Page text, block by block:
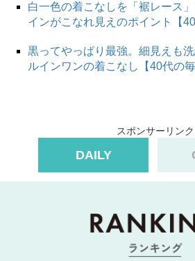
ichico：コストコと暮らし
白一色の着こなしを「裾レース
インがこなれ見えのポイント【
黒ってやっぱり最強。細見えも
ルインワンの着こなし【40代の毎
スポンサーリンク
DAILY